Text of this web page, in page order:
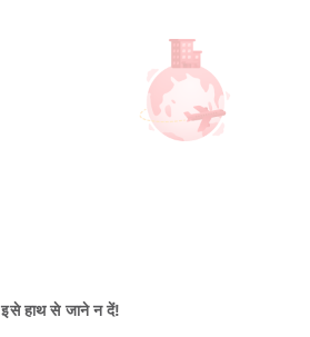
इसे हाथ से जाने न दें!